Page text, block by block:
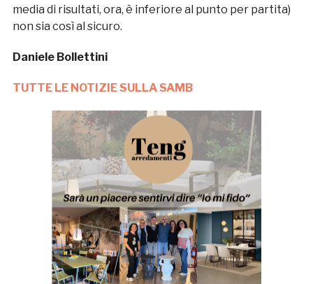
media di risultati, ora, è inferiore al punto per partita)
non sia così al sicuro.
Daniele Bollettini
TUTTE LE NOTIZIE SULLA SAMB